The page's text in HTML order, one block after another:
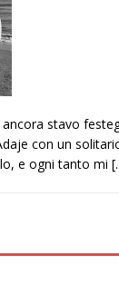
stavo
con un
e ogni tanto mi